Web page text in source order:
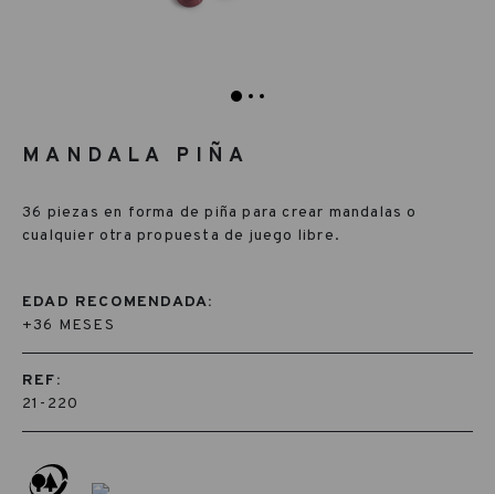
MANDALA PIÑA
36 piezas en forma de piña para crear mandalas o
cualquier otra propuesta de juego libre.
EDAD RECOMENDADA:
+36 MESES
REF:
21-220